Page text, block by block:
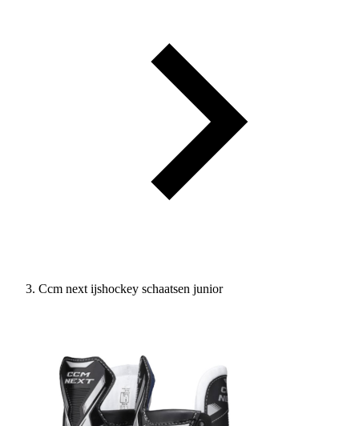
Ccm next ijshockey schaatsen junior